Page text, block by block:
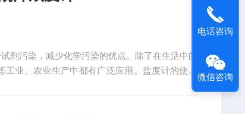
剂污染，减少化学污染的优点。除了在生活中的
业、农业生产中都有广泛应用。盐度计的使用
电话咨询
微信咨询